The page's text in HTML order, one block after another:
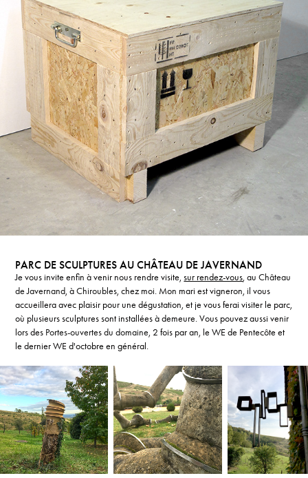
PARC DE SCULPTURES AU CHÂTEAU DE JAVERNAND
Je vous invite enfin à venir nous rendre visite,sur rendez-vous, auChâteau
de Javernand, àChiroubles, chez moi. Mon mari est vigneron, il vous
accueillera avec plaisir pour une dégustation, et je vous ferai visiter le parc,
où plusieurs sculptures sont installées à demeure. Vous pouvez aussi venir
lors des Portes-ouvertes du domaine, 2 fois par an, le WE de Pentecôte et
le dernier WE d'octobre en général.